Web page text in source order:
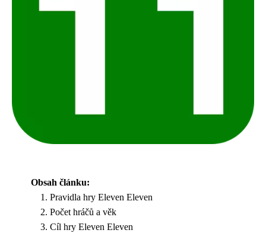
Obsah článku:
Pravidla hry Eleven Eleven
Počet hráčů a věk
Cíl hry Eleven Eleven